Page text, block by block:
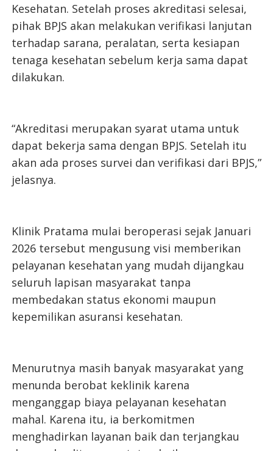
Kesehatan. Setelah proses akreditasi selesai,
pihak BPJS akan melakukan verifikasi lanjutan
terhadap sarana, peralatan, serta kesiapan
tenaga kesehatan sebelum kerja sama dapat
dilakukan.
“Akreditasi merupakan syarat utama untuk
dapat bekerja sama dengan BPJS. Setelah itu
akan ada proses survei dan verifikasi dari BPJS,”
jelasnya.
Klinik Pratama mulai beroperasi sejak Januari
2026 tersebut mengusung visi memberikan
pelayanan kesehatan yang mudah dijangkau
seluruh lapisan masyarakat tanpa
membedakan status ekonomi maupun
kepemilikan asuransi kesehatan.
Menurutnya masih banyak masyarakat yang
menunda berobat keklinik karena
menganggap biaya pelayanan kesehatan
mahal. Karena itu, ia berkomitmen
menghadirkan layanan baik dan terjangkau